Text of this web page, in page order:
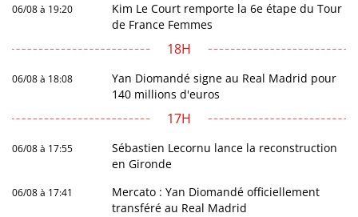
06/08 à 19:20
Kim Le Court remporte la 6e étape du Tour
de France Femmes
18H
06/08 à 18:08
Yan Diomandé signe au Real Madrid pour
140 millions d'euros
17H
06/08 à 17:55
Sébastien Lecornu lance la reconstruction
en Gironde
06/08 à 17:41
Mercato : Yan Diomandé officiellement
transféré au Real Madrid